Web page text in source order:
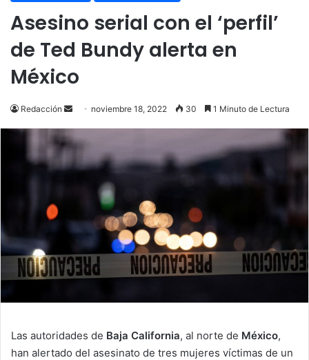
Asesino serial con el ‘perfil’
de Ted Bundy alerta en
México
Redacción
Send
email
noviembre 18, 2022 30 1 Minuto de Lectura
Las autoridades de Baja California, al norte de México,
han alertado del asesinato de tres mujeres víctimas de un